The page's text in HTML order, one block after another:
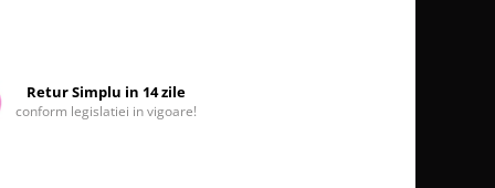
Retur Simplu in 14 zile
conform legislatiei in vigoare!